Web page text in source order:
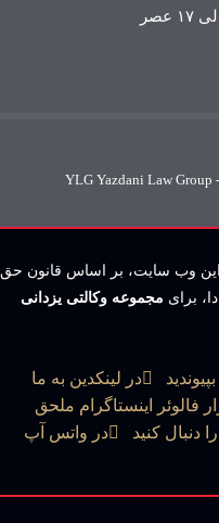
این وب‌ سایت، بر اساس قانون حق
برای مجموعه وکالتی یزدانی
در لینکدین به ما
هزار فالوئر اینستاگرام ملحق
دنبال کنید
در واتس آپ